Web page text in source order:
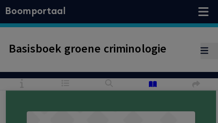
Boomportaal
Basisboek groene criminologie